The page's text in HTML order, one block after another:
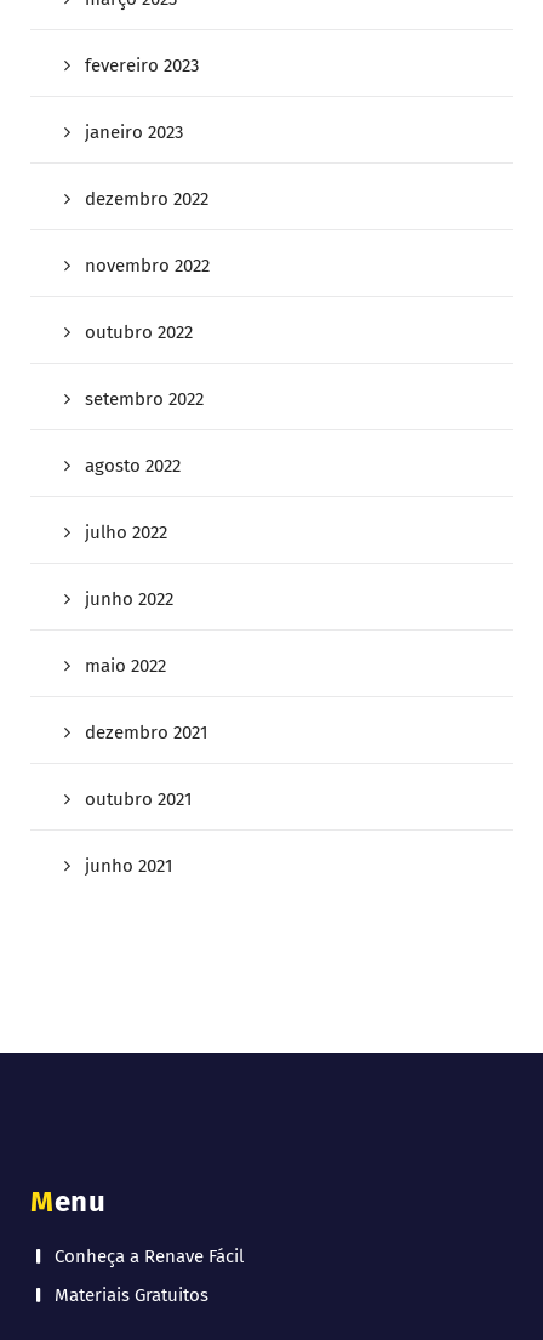
fevereiro 2023
janeiro 2023
dezembro 2022
novembro 2022
outubro 2022
setembro 2022
agosto 2022
julho 2022
junho 2022
maio 2022
dezembro 2021
outubro 2021
junho 2021
Menu
Conheça a Renave Fácil
Materiais Gratuitos